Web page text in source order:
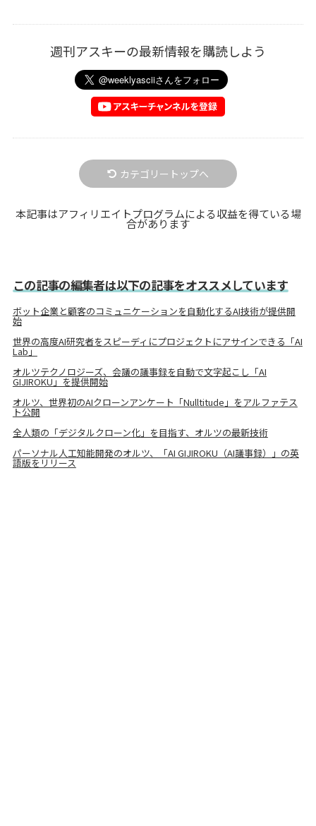
週刊アスキーの最新情報を購読しよう
カテゴリートップへ
本記事はアフィリエイトプログラムによる収益を得ている場
合があります
この記事の編集者は以下の記事をオススメしています
ボット企業と顧客のコミュニケーションを自動化するAI技術が提供開
始
世界の高度AI研究者をスピーディにプロジェクトにアサインできる「AI
Lab」
オルツテクノロジーズ、会議の議事録を自動で文字起こし「AI
GIJIROKU」を提供開始
オルツ、世界初のAIクローンアンケート「Nulltitude」をアルファテス
ト公開
全人類の「デジタルクローン化」を目指す、オルツの最新技術
パーソナル人工知能開発のオルツ、「AI GIJIROKU（AI議事録）」の英
語版をリリース